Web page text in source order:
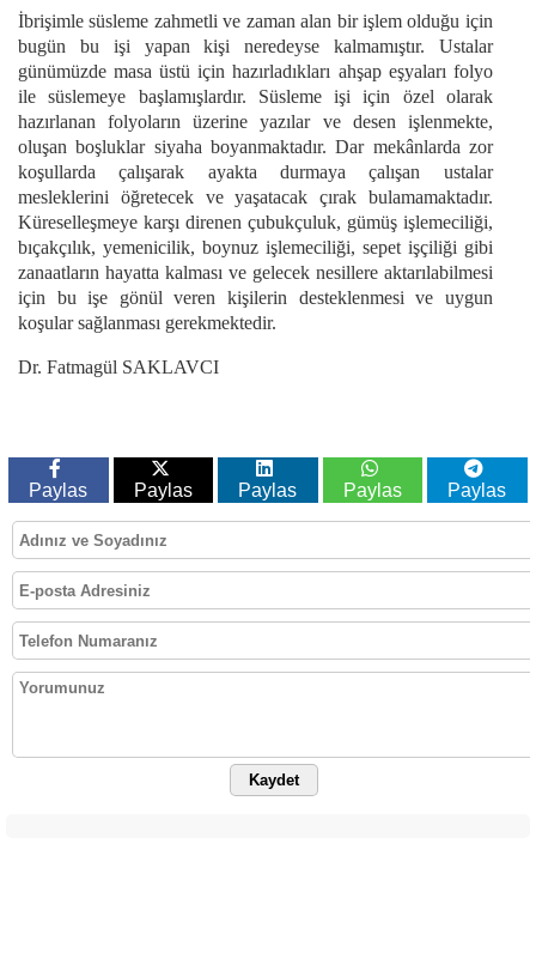
İbrişimle süsleme zahmetli ve zaman alan bir işlem olduğu için
bugün bu işi yapan kişi neredeyse kalmamıştır. Ustalar
günümüzde masa üstü için hazırladıkları ahşap eşyaları folyo
ile süslemeye başlamışlardır. Süsleme işi için özel olarak
hazırlanan folyoların üzerine yazılar ve desen işlenmekte,
oluşan boşluklar siyaha boyanmaktadır. Dar mekânlarda zor
koşullarda çalışarak ayakta durmaya çalışan ustalar
mesleklerini öğretecek ve yaşatacak çırak bulamamaktadır.
Küreselleşmeye karşı direnen çubukçuluk, gümüş işlemeciliği,
bıçakçılık, yemenicilik, boynuz işlemeciliği, sepet işçiliği gibi
zanaatların hayatta kalması ve gelecek nesillere aktarılabilmesi
için bu işe gönül veren kişilerin desteklenmesi ve uygun
koşular sağlanması gerekmektedir.
Dr. Fatmagül SAKLAVCI
Paylas Paylas Paylas Paylas Paylas
Kaydet